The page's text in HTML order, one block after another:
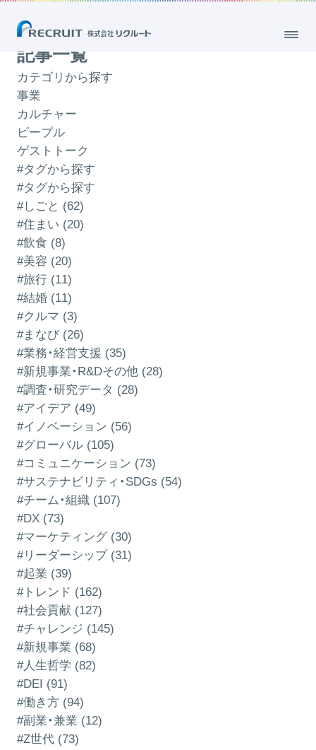
「まなび」のブログ
記事一覧
カテゴリから探す
事業
カルチャー
ピープル
ゲストトーク
#タグから探す
#タグから探す
#しごと (62)
#住まい (20)
#飲食 (8)
#美容 (20)
#旅行 (11)
#結婚 (11)
#クルマ (3)
#まなび (26)
#業務・経営支援 (35)
#新規事業・R&Dその他 (28)
#調査・研究データ (28)
#アイデア (49)
#イノベーション (56)
#グローバル (105)
#コミュニケーション (73)
#サステナビリティ・SDGs (54)
#チーム・組織 (107)
#DX (73)
#マーケティング (30)
#リーダーシップ (31)
#起業 (39)
#トレンド (162)
#社会貢献 (127)
#チャレンジ (145)
#新規事業 (68)
#人生哲学 (82)
#DEI (91)
#働き方 (94)
#副業・兼業 (12)
#Z世代 (73)